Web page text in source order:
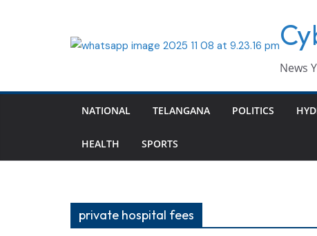
News
NATIONAL TELANGANA POLITICS
HEALTH SPORTS
private hospital fees